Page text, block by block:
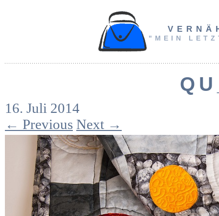
"MEIN
16. Juli 2014
← Previous Next →